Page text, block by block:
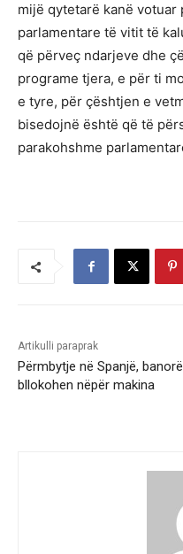
mijë qytetarë kanë
parlamentare të vitit të
që përveç ndarjeve dhe
programe tjera, e për ti
e tyre, për çështjen e
bisedojnë është që të
parakohshme
Artikulli paraprak
Përmbytje në Spanjë,
bllokohen nëpër makina